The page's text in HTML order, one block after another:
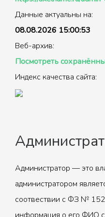
Данные актуальны на:
08.08.2026 15:00:53
Веб-архив:
Посмотреть
Индекс качества сайта:
Администратор — это
администратором
соотвествии с ФЗ №